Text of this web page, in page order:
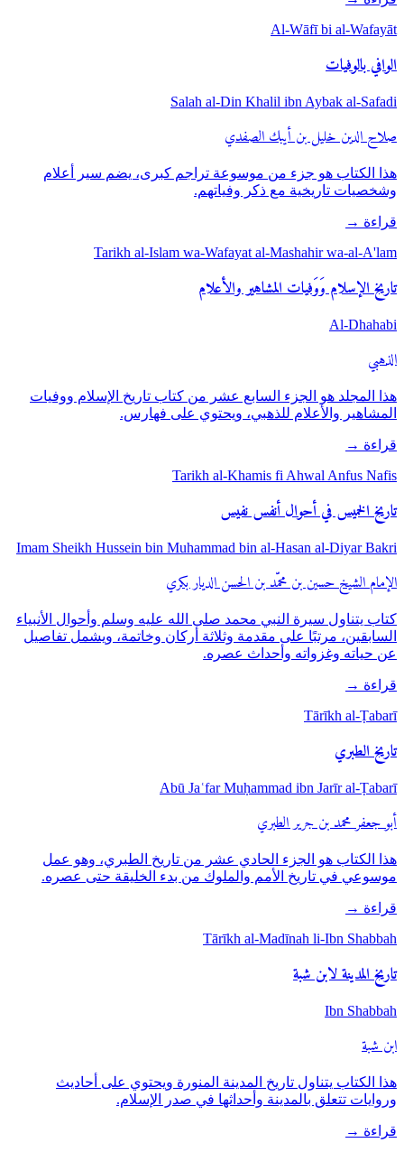
Al-Wāfī bi al-Wafayāt
الوافي بالوفيات
Salah al-Din Khalil ibn Aybak al-Safadi
صلاح الدين خليل بن أيبك الصفدي
هذا الكتاب هو جزء من موسوعة تراجم كبرى، يضم سير أعلام
وشخصيات تاريخية مع ذكر وفياتهم.
قراءة →
Tarikh al-Islam wa-Wafayat al-Mashahir wa-al-A'lam
تاريخ الإسلام وَوَفيات المشاهير والأعلام
Al-Dhahabi
الذهبي
هذا المجلد هو الجزء السابع عشر من كتاب تاريخ الإسلام ووفيات
المشاهير والأعلام للذهبي، ويحتوي على فهارس.
قراءة →
Tarikh al-Khamis fi Ahwal Anfus Nafis
تاريخ الخميس في أحوال أنفس نفيس
Imam Sheikh Hussein bin Muhammad bin al-Hasan al-Diyar Bakri
الإمام الشيخ حسين بن محمّد بن الحسن الديار بكري
كتاب يتناول سيرة النبي محمد صلى الله عليه وسلم وأحوال الأنبياء
السابقين، مرتبًا على مقدمة وثلاثة أركان وخاتمة، ويشمل تفاصيل
عن حياته وغزواته وأحداث عصره.
قراءة →
Tārīkh al-Ṭabarī
تاريخ الطبري
Abū Jaʿfar Muḥammad ibn Jarīr al-Ṭabarī
أبو جعفر محمد بن جرير الطبري
هذا الكتاب هو الجزء الحادي عشر من تاريخ الطبري، وهو عمل
موسوعي في تاريخ الأمم والملوك من بدء الخليقة حتى عصره.
قراءة →
Tārīkh al-Madīnah li-Ibn Shabbah
تاريخ المدينة لابن شبة
Ibn Shabbah
ابن شبة
هذا الكتاب يتناول تاريخ المدينة المنورة ويحتوي على أحاديث
وروايات تتعلق بالمدينة وأحداثها في صدر الإسلام.
قراءة →